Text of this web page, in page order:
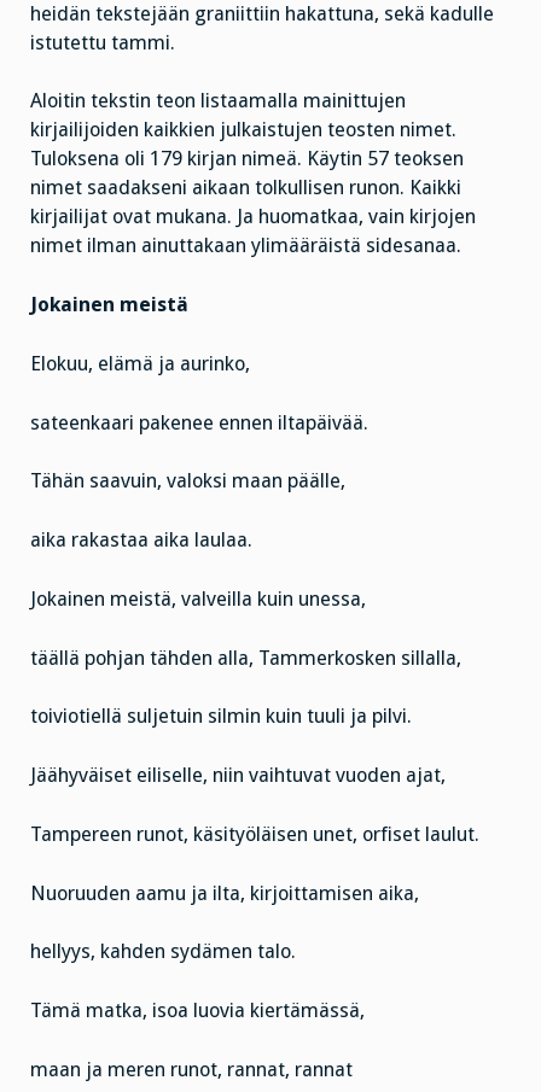
heidän tekstejään graniittiin hakattuna, sekä kadulle
istutettu tammi.
Aloitin tekstin teon listaamalla mainittujen
kirjailijoiden kaikkien julkaistujen teosten nimet.
Tuloksena oli 179 kirjan nimeä. Käytin 57 teoksen
nimet saadakseni aikaan tolkullisen runon. Kaikki
kirjailijat ovat mukana. Ja huomatkaa, vain kirjojen
nimet ilman ainuttakaan ylimääräistä sidesanaa.
Jokainen meistä
Elokuu, elämä ja aurinko,
sateenkaari pakenee ennen iltapäivää.
Tähän saavuin, valoksi maan päälle,
aika rakastaa aika laulaa.
Jokainen meistä, valveilla kuin unessa,
täällä pohjan tähden alla, Tammerkosken sillalla,
toiviotiellä suljetuin silmin kuin tuuli ja pilvi.
Jäähyväiset eiliselle, niin vaihtuvat vuoden ajat,
Tampereen runot, käsityöläisen unet, orfiset laulut.
Nuoruuden aamu ja ilta, kirjoittamisen aika,
hellyys, kahden sydämen talo.
Tämä matka, isoa luovia kiertämässä,
maan ja meren runot, rannat, rannat